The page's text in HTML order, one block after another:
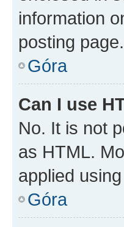
information
posting page.
Góra
Can I use
No. It is not
as HTML.
applied
Góra